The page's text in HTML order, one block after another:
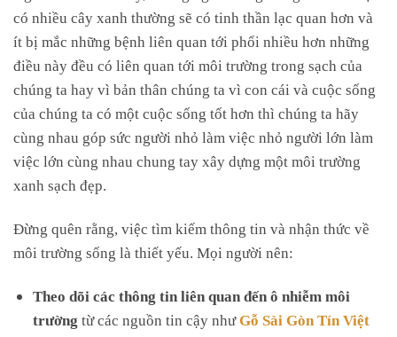
có nhiều cây xanh thường sẽ có tinh thần lạc quan hơn và
ít bị mắc những bệnh liên quan tới phổi nhiều hơn những
điều này đều có liên quan tới môi trường trong sạch của
chúng ta hay vì bản thân chúng ta vì con cái và cuộc sống
của chúng ta có một cuộc sống tốt hơn thì chúng ta hãy
cùng nhau góp sức người nhỏ làm việc nhỏ người lớn làm
việc lớn cùng nhau chung tay xây dựng một môi trường
xanh sạch đẹp.
Đừng quên rằng, việc tìm kiếm thông tin và nhận thức về
môi trường sống là thiết yếu. Mọi người nên:
Theo dõi các thông tin liên quan đến ô nhiễm môi
trường từ các nguồn tin cậy nhưGỗ Sài Gòn Tín Việt